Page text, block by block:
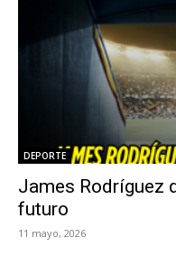
DEPORTE
James Rodríguez
futuro
11 mayo, 2026